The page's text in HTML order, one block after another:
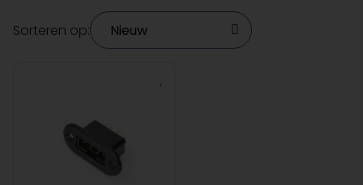
Sorteren op: